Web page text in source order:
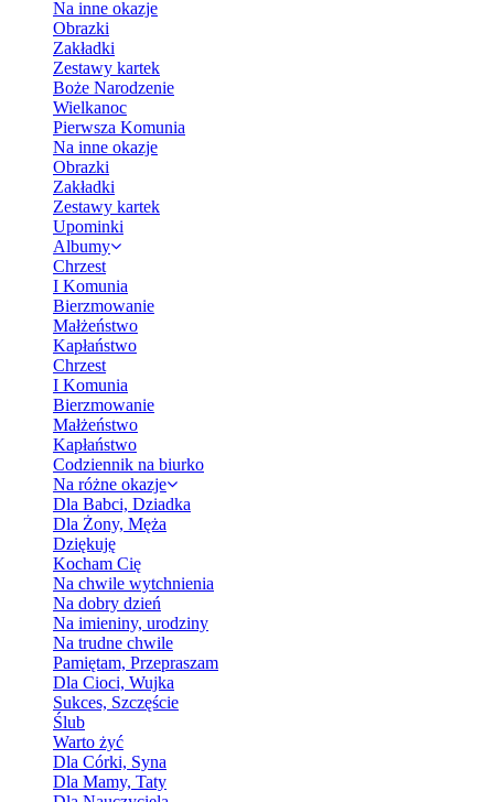
Na inne okazje
Obrazki
Zakładki
Zestawy kartek
Boże Narodzenie
Wielkanoc
Pierwsza Komunia
Na inne okazje
Obrazki
Zakładki
Zestawy kartek
Upominki
Albumy
Chrzest
I Komunia
Bierzmowanie
Małżeństwo
Kapłaństwo
Chrzest
I Komunia
Bierzmowanie
Małżeństwo
Kapłaństwo
Codziennik na biurko
Na różne okazje
Dla Babci, Dziadka
Dla Żony, Męża
Dziękuję
Kocham Cię
Na chwile wytchnienia
Na dobry dzień
Na imieniny, urodziny
Na trudne chwile
Pamiętam, Przepraszam
Dla Cioci, Wujka
Sukces, Szczęście
Ślub
Warto żyć
Dla Córki, Syna
Dla Mamy, Taty